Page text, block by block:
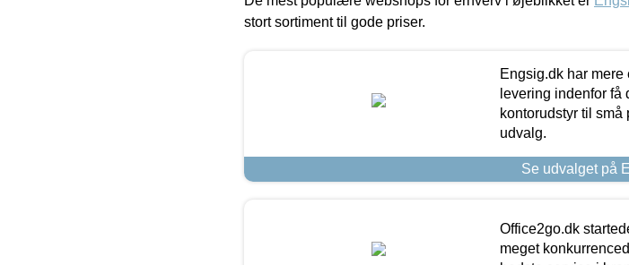
stort sortiment til gode priser.
Engsig.dk har
levering indenfor
kontorudstyr til små
udvalg.
Se udvalget på
Office2go.dk
meget